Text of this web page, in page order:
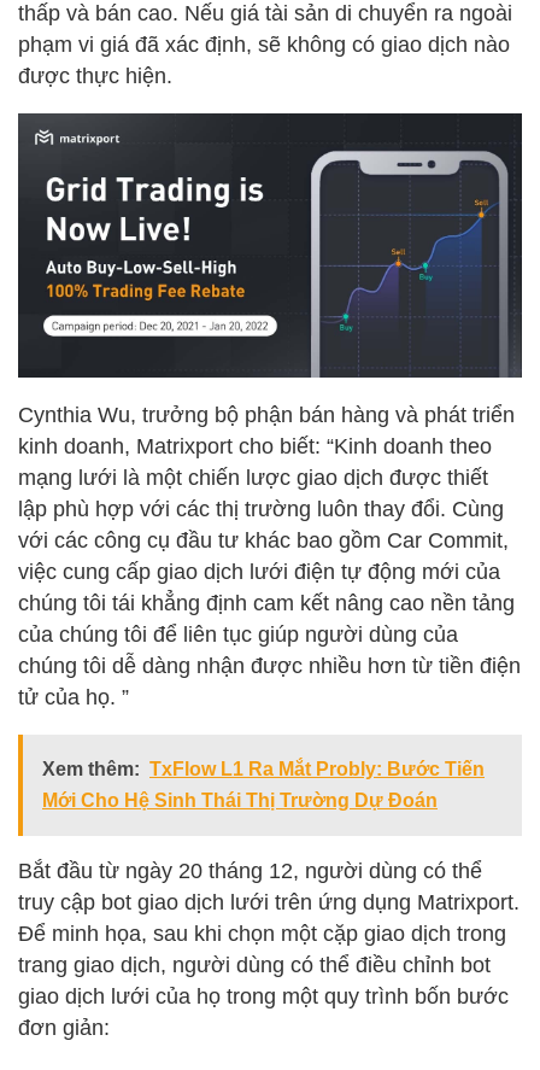
thấp và bán cao. Nếu giá tài sản di chuyển ra ngoài
phạm vi giá đã xác định, sẽ không có giao dịch nào
được thực hiện.
Cynthia Wu, trưởng bộ phận bán hàng và phát triển
kinh doanh, Matrixport cho biết: “Kinh doanh theo
mạng lưới là một chiến lược giao dịch được thiết
lập phù hợp với các thị trường luôn thay đổi. Cùng
với các công cụ đầu tư khác bao gồm Car Commit,
việc cung cấp giao dịch lưới điện tự động mới của
chúng tôi tái khẳng định cam kết nâng cao nền tảng
của chúng tôi để liên tục giúp người dùng của
chúng tôi dễ dàng nhận được nhiều hơn từ tiền điện
tử của họ. ”
Xem thêm: TxFlow L1 Ra Mắt Probly: Bước Tiến
Mới Cho Hệ Sinh Thái Thị Trường Dự Đoán
Bắt đầu từ ngày 20 tháng 12, người dùng có thể
truy cập bot giao dịch lưới trên ứng dụng Matrixport.
Để minh họa, sau khi chọn một cặp giao dịch trong
trang giao dịch, người dùng có thể điều chỉnh bot
giao dịch lưới của họ trong một quy trình bốn bước
đơn giản: